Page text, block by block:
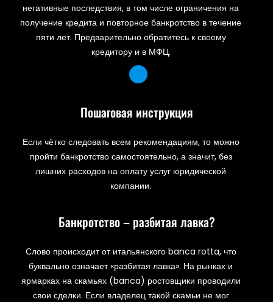
негативные последствия, в том числе ограничения на
получение кредита и повторное банкротство в течение
пяти лет. Предварительно обратитесь к своему
кредитору и в МФЦ.
Пошаговая инструкция
Если чётко следовать всем рекомендациям, то можно
пройти банкротство самостоятельно, а значит, без
лишних расходов на оплату услуг юридической
компании.
Банкротство – разбитая лавка?
Слово происходит от итальянского banca rotta, что
буквально означает «разбитая лавка». На рынках и
ярмарках на скамьях (banca) ростовщики проводили
свои сделки. Если владелец такой скамьи не мог